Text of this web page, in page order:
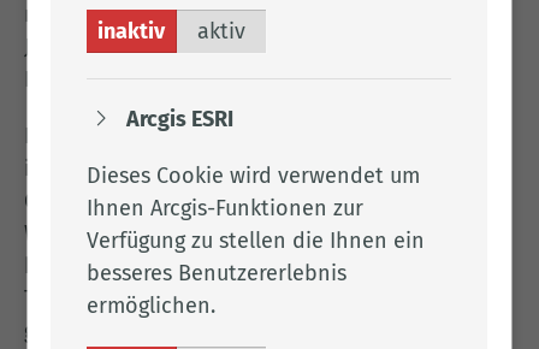
mittlerweile ausgelaufen sind, gibt es ab dem 10.
Januar im Landkreis Cloppenburg keine
Restriktionszonen mehr.
Die Gefahr weiterer Ausbrüche der Geflügelpest
ist damit allerdings nicht gebannt – das
Geflügelpestvirus ist weiterhin in der
Wildvogelpopulation aktiv. Aus diesem Grunde
bleibt die Aufstallungspflicht für Geflügel ab 50
Tieren, auch für Hobbytierhaltungen, für das
gesamte Gebiet des Landkreises Cloppenburg
inaktiv aktiv
Arcgis ESRI
Dieses Cookie wird verwendet um
Ihnen Arcgis-Funktionen zur
Verfügung zu stellen die Ihnen ein
besseres Benutzererlebnis
ermöglichen.